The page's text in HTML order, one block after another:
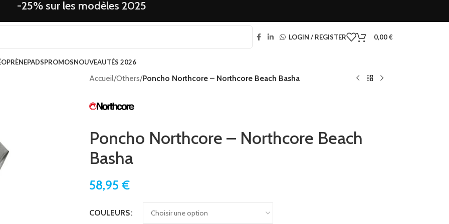
-25% sur les modèles 2025
LOGIN / REGISTER 0,00€
PADSPROMOSNOUVEAUTÉS 2026
Accueil/Others/Poncho Northcore – Northcore Beach Basha
Poncho Northcore – Northcore Beach
Basha
58,95 €
COULEURS